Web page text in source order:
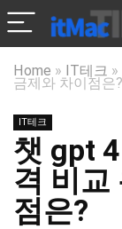
Home » IT테크 »
금제와 차이점은?
IT테크
챗 gpt
격 비교
점은?